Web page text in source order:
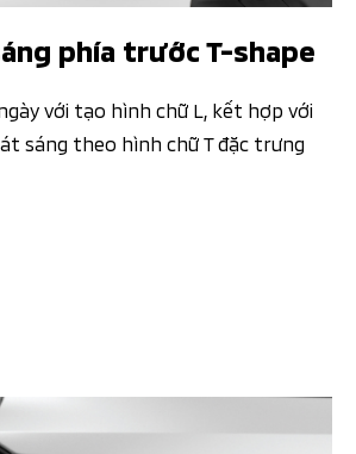
phía trước T-shape​
với tạo hình chữ L, kết hợp với
sáng theo hình chữ T đặc trưng